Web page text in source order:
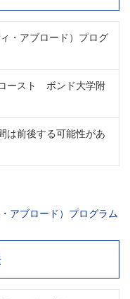
・アブロード）プログ
ースト ボンド大学附
は前後する可能性があ
アブロード）プログラム